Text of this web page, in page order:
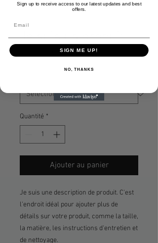
Je suis un produit
85,00 $CAPrix
Quantité *
Ajouter au panier
Je suis une description de produit. C'est
l'endroit idéal pour ajouter plus de
détails sur votre produit, comme la taille,
la matière, les instructions d'entretien et
de nettoyage.
Sign up to receive access to our latest updates and best
offers.
SIGN ME UP!
NO, THANKS